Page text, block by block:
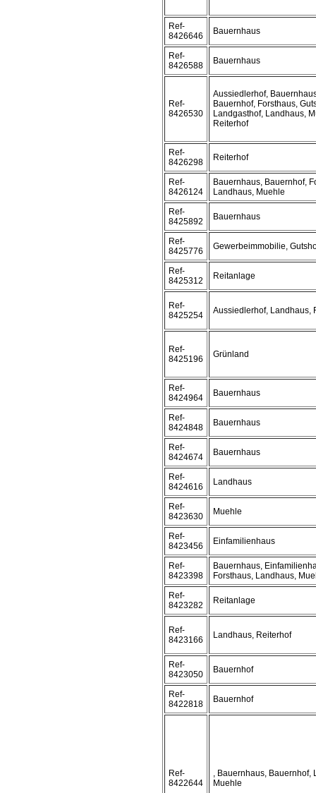
Ref-
8426646
Bauernhaus
Ref-
8426588
Bauernhaus
Ref-
8426530
Aussiedlerhof,
Bauernhof, Forsthaus,
Landgasthof, Landhaus,
Reiterhof
Ref-
8426298
Reiterhof
Ref-
8426124
Bauernhaus, Bauernhof,
Landhaus, Muehle
Ref-
8425892
Bauernhaus
Ref-
8425776
Gewerbeimmobilie,
Ref-
8425312
Reitanlage
Ref-
8425254
Aussiedlerhof, Landhaus,
Ref-
8425196
Grünland
Ref-
8424964
Bauernhaus
Ref-
8424848
Bauernhaus
Ref-
8424674
Bauernhaus
Ref-
8424616
Landhaus
Ref-
8423630
Muehle
Ref-
8423456
Einfamilienhaus
Ref-
8423398
Bauernhaus,
Forsthaus, Landhaus,
Ref-
8423282
Reitanlage
Ref-
8423166
Landhaus, Reiterhof
Ref-
8423050
Bauernhof
Ref-
8422818
Bauernhof
Ref-
8422644
, Bauernhaus, Bauernhof,
Muehle